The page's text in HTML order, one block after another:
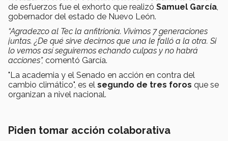
de esfuerzos fue el exhorto que realizó Samuel García,
gobernador del estado de Nuevo León.
“Agradezco al Tec la anfitrionía. Vivimos 7 generaciones
juntas. ¿De qué sirve decirnos que una le falló a la otra. Si
lo vemos así seguiremos echando culpas y no habrá
acciones”, comentó García.
"La academia y el Senado en acción en contra del
cambio climático", es el segundo de tres foros que se
organizan a nivel nacional.
Piden tomar acción colaborativa